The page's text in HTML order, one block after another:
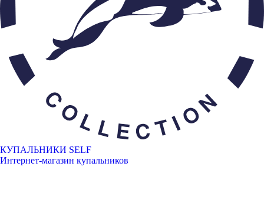
КУПАЛЬНИКИ SELF
Интернет-магазин купальников